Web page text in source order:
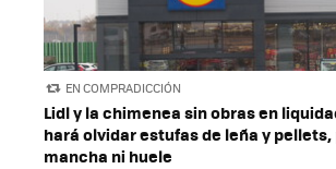
EN COMPRADICCIÓN
Lidl y la chimenea sin obras en
hará olvidar estufas de leña y
mancha ni huele